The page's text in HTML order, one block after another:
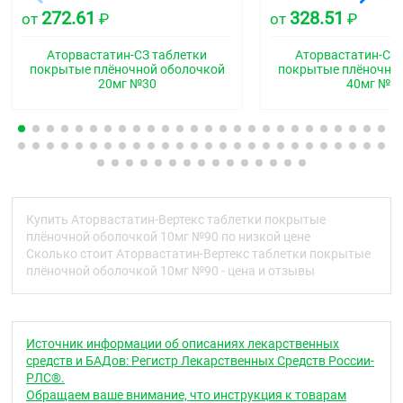
важные для Вас сведения.
потребуется прочитать его ещё раз.
Если у Вас возникли дополнительные вопросы,
аптеки.
Препарат назначен именно Вам. Не передавайте
Если у Вас возникли какие-либо нежелательные
реакции, обратитесь к лечащему врачу или
работнику аптеки. Данная рекомендация
распространяется на любые возможные
перечисленные в разделе 4 листка-вкладыша.
Содержание листка-вкладыша
Что из себя представляет препарат
от 272.61 ₽
Аторвастатин-СЗ таблетки
покрытые плёночной оболочкой
20мг №30
от 328.51 ₽
Аторвастатин-СЗ
покрытые
40мг
Купить Аторвастатин-Вертекс таблетки покрытые
плёночной оболочкой 10мг №90 по низкой цене
Сколько стоит Аторвастатин-Вертекс таблетки покрытые
плёночной оболочкой 10мг №90 - цена и отзывы
Источник информации об описаниях лекарственных
средств и БАДов: Регистр Лекарственных Средств России-
РЛС®.
Обращаем ваше внимание, что инструкция к товарам